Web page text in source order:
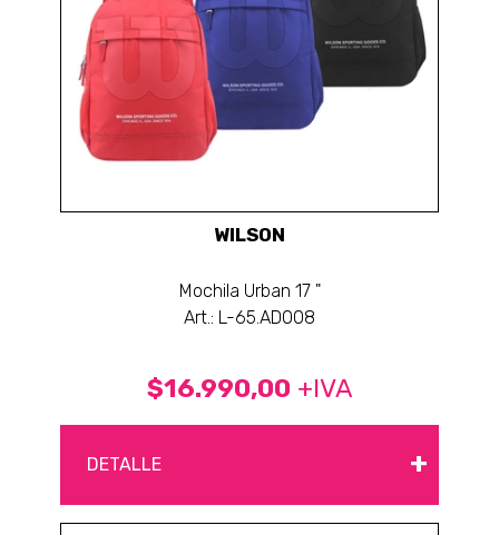
WILSON
Mochila Urban 17 "
Art.: L-65.AD008
$16.990,00 +IVA
DETALLE +